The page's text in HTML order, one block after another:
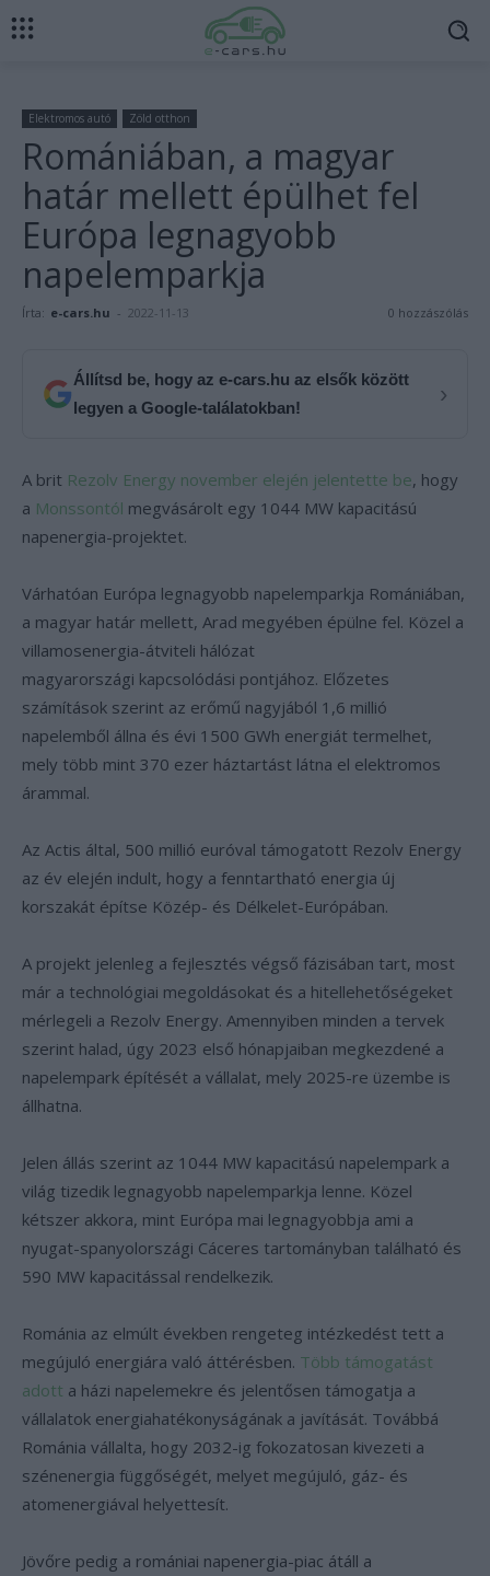
Elektromos autó Zöld otthon
Romániában, a magyar
határ mellett épülhet fel
Európa legnagyobb
napelemparkja
Írta: e-cars.hu - 2022-11-13 0 hozzászólás
Állítsd be, hogy az e-cars.hu az elsők között
legyen a Google-találatokban!
›
A brit Rezolv Energy november elején jelentette be, hogy
a Monssontól megvásárolt egy 1044 MW kapacitású
napenergia-projektet.
Várhatóan Európa legnagyobb napelemparkja Romániában,
a magyar határ mellett, Arad megyében épülne fel. Közel a
villamosenergia-átviteli hálózat
magyarországi kapcsolódási pontjához. Előzetes
számítások szerint az erőmű nagyjából 1,6 millió
napelemből állna és évi 1500 GWh energiát termelhet,
mely több mint 370 ezer háztartást látna el elektromos
árammal.
Az Actis által, 500 millió euróval támogatott Rezolv Energy
az év elején indult, hogy a fenntartható energia új
korszakát építse Közép- és Délkelet-Európában.
A projekt jelenleg a fejlesztés végső fázisában tart, most
már a technológiai megoldásokat és a hitellehetőségeket
mérlegeli a Rezolv Energy. Amennyiben minden a tervek
szerint halad, úgy 2023 első hónapjaiban megkezdené a
napelempark építését a vállalat, mely 2025-re üzembe is
állhatna.
Jelen állás szerint az 1044 MW kapacitású napelempark a
világ tizedik legnagyobb napelemparkja lenne. Közel
kétszer akkora, mint Európa mai legnagyobbja ami a
nyugat-spanyolországi Cáceres tartományban található és
590 MW kapacitással rendelkezik.
Románia az elmúlt években rengeteg intézkedést tett a
megújuló energiára való áttérésben. Több támogatást
adott a házi napelemekre és jelentősen támogatja a
vállalatok energiahatékonyságának a javítását. Továbbá
Románia vállalta, hogy 2032-ig fokozatosan kivezeti a
szénenergia függőségét, melyet megújuló, gáz- és
atomenergiával helyettesít.
Jövőre pedig a romániai napenergia-piac átáll a